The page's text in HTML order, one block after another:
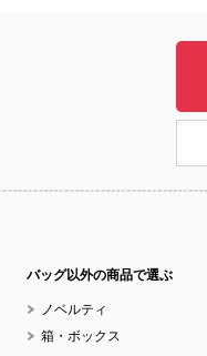
No.15-012
バッグ以外の商品で選ぶ
ノベルティ
箱・ボックス